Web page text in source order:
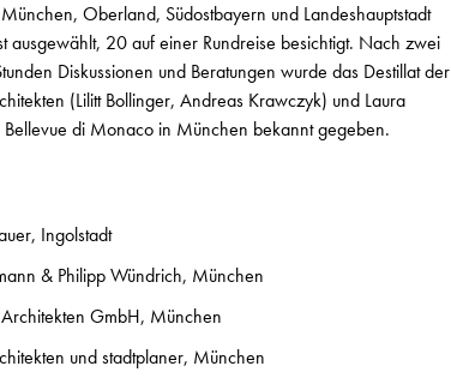
Oberland, Südostbayern und Landeshauptstadt
ausgewählt, 20 auf einer Rundreise besichtigt. Nach zwei
Diskussionen und Beratungen wurde das Destillat der
(Lilitt Bollinger, Andreas Krawczyk) und Laura
di Monaco in München bekannt gegeben.
Ingolstadt
& Philipp Wündrich, München
GmbH, München
und stadtplaner, München